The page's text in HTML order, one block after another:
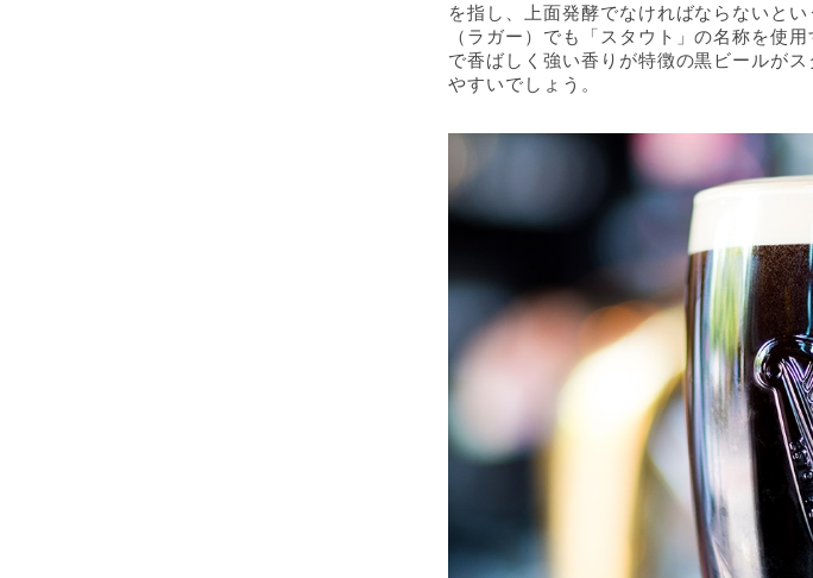
を指し、上面発酵でなければならないと
（ラガー）でも「スタウト」の名称を使
で香ばしく強い香りが特徴の黒ビールが
やすいでしょう。